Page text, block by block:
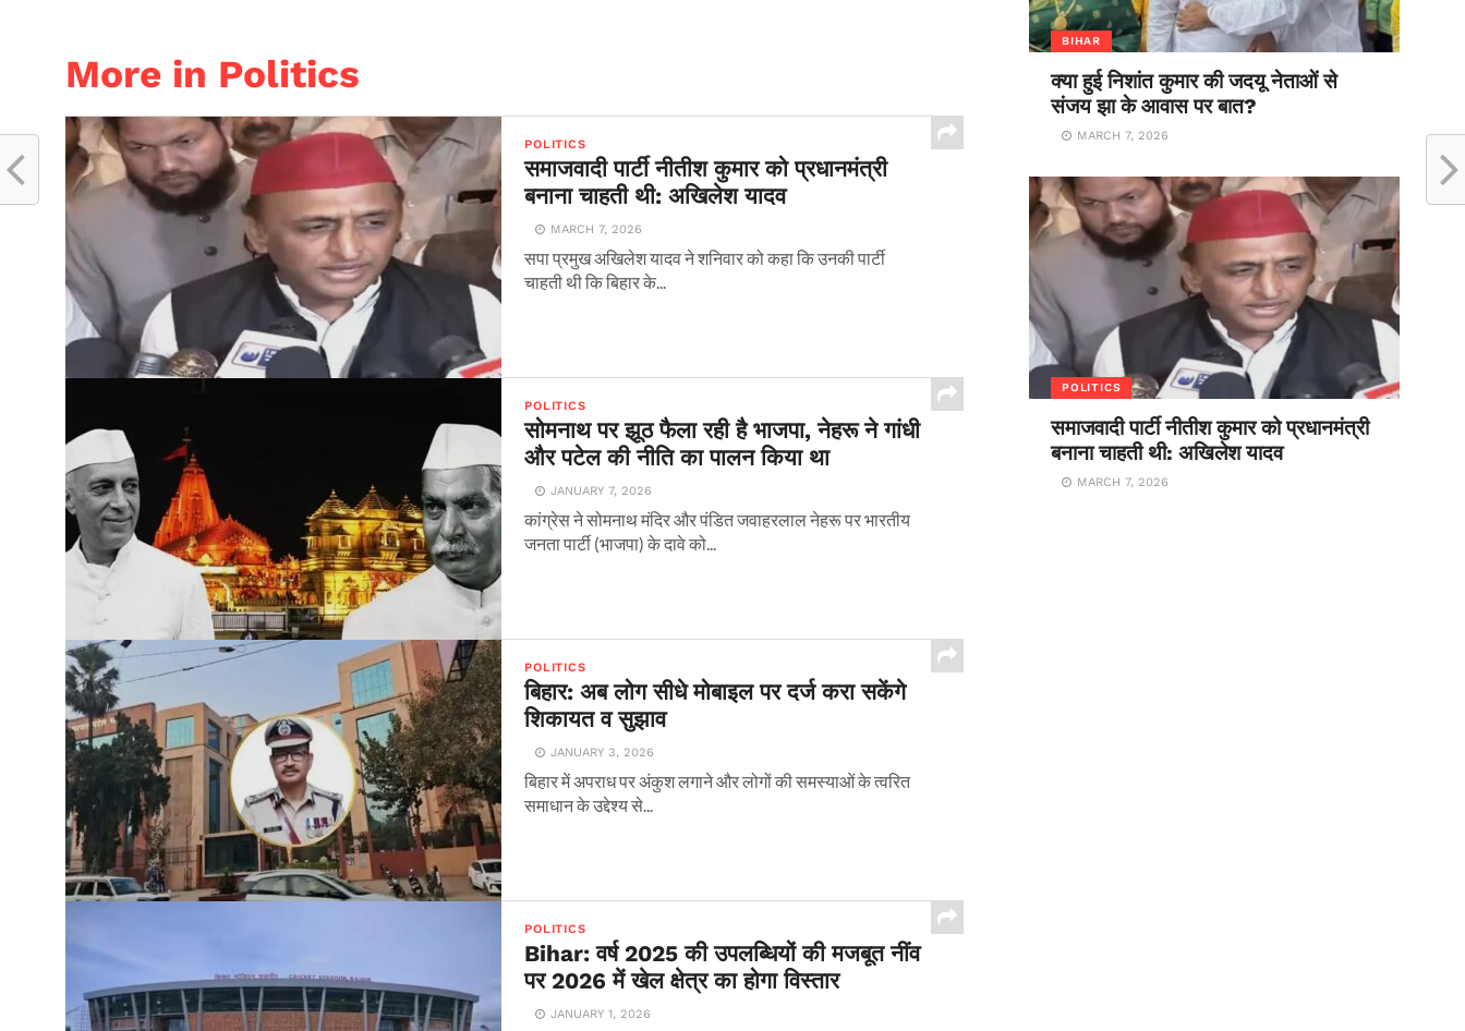
More in Politics
POLITICS
समाजवादी पार्टी नीतीश कुमार को प्रधानमंत्री
बनाना चाहती थी: अखिलेश यादव
MARCH 7, 2026
सपा प्रमुख अखिलेश यादव ने शनिवार को कहा कि उनकी पार्टी
चाहती थी कि बिहार के...
POLITICS
सोमनाथ पर झूठ फैला रही है भाजपा, नेहरू ने गांधी
और पटेल की नीति का पालन किया था
JANUARY 7, 2026
कांग्रेस ने सोमनाथ मंदिर और पंडित जवाहरलाल नेहरू पर भारतीय
जनता पार्टी (भाजपा) के दावे को...
POLITICS
बिहार: अब लोग सीधे मोबाइल पर दर्ज करा सकेंगे
शिकायत व सुझाव
JANUARY 3, 2026
बिहार में अपराध पर अंकुश लगाने और लोगों की समस्याओं के त्वरित
समाधान के उद्देश्य से...
POLITICS
Bihar: वर्ष 2025 की उपलब्धियों की मजबूत नींव
पर 2026 में खेल क्षेत्र का होगा विस्तार
JANUARY 1, 2026
BIHAR
क्या हुई निशांत कुमार की जदयू नेताओं से
संजय झा के आवास पर बात?
MARCH 7, 2026
POLITICS
समाजवादी पार्टी नीतीश कुमार को प्रधानमंत्री
बनाना चाहती थी: अखिलेश यादव
MARCH 7, 2026